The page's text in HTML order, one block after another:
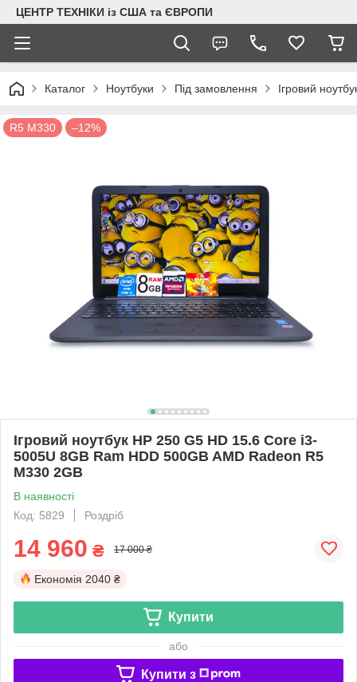
ЦЕНТР ТЕХНІКИ із США та ЄВРОПИ
Каталог Ноутбуки Під замовлення Ігровий
R5 M330 –12%
Ігровий ноутбук HP 250 G5 HD 15.6 Core i3-
5005U 8GB Ram HDD 500GB AMD Radeon R5
M330 2GB
В наявності
Код: 5829
Роздріб
14 960 ₴ 17 000 ₴
Економія 2040 ₴
Купити
або
Купити з